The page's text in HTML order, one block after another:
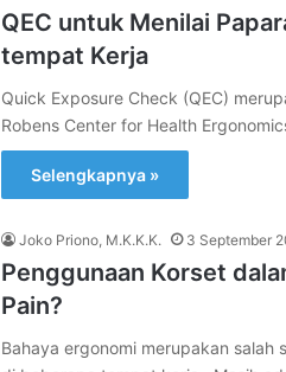
QEC untuk Menilai
tempat Kerja
Quick Exposure Check (QEC)
Robens Center for Health
Selengkapnya »
Joko Priono, M.K.K.K. 3 September
Penggunaan Korset
Pain?
Bahaya ergonomi merupakan